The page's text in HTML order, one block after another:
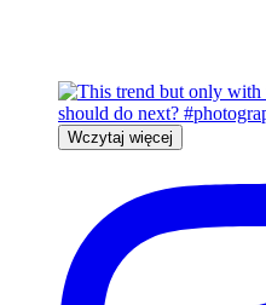
Wczytaj więcej